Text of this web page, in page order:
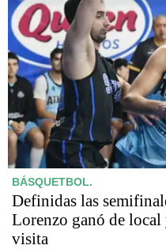
BÁSQUETBOL.
Definidas las
Lorenzo ganó de
visita